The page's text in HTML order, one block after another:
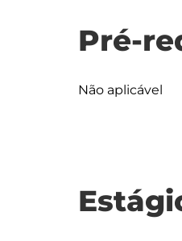
Pré-
Não aplicável